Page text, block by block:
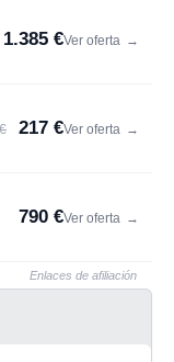
1.385 €Ver oferta →
217 €Ver oferta →
790 €Ver oferta →
Enlaces de afiliación